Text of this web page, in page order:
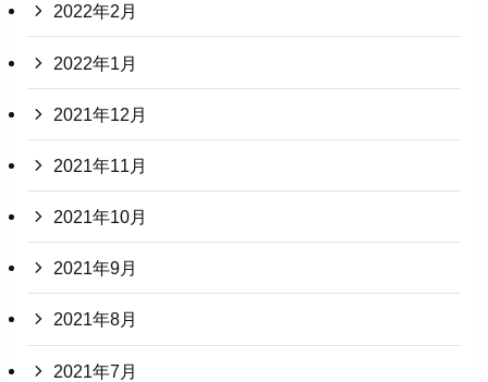
2022年2月
2022年1月
2021年12月
2021年11月
2021年10月
2021年9月
2021年8月
2021年7月